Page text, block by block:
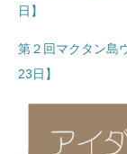
日】
第２回マクタン島
23日】